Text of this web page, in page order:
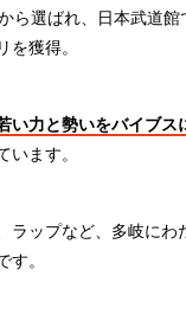
ら選ばれ、日本武道
を獲得。
若い力と勢いをバイブス
います。
ラップなど、多岐にわ
。